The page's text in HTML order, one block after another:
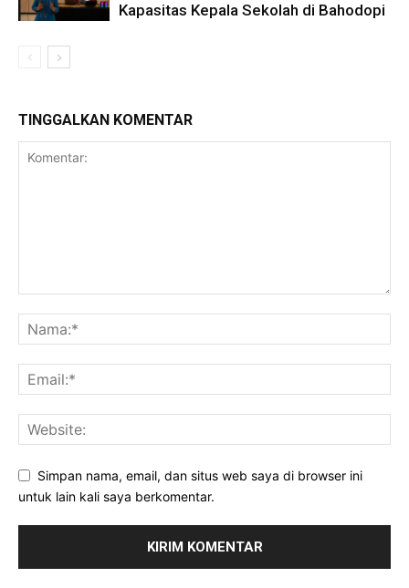
Kapasitas Kepala Sekolah di Bahodopi
TINGGALKAN KOMENTAR
Simpan nama, email, dan situs web saya di browser ini
untuk lain kali saya berkomentar.